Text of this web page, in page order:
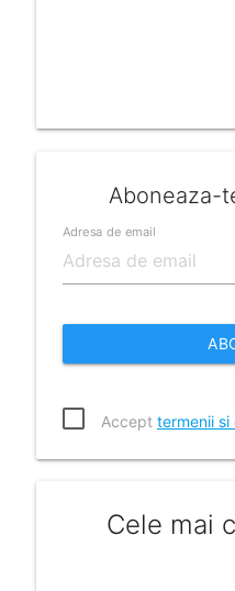
Aboneaza-
Adresa de email
Accept termenii si
Cele mai